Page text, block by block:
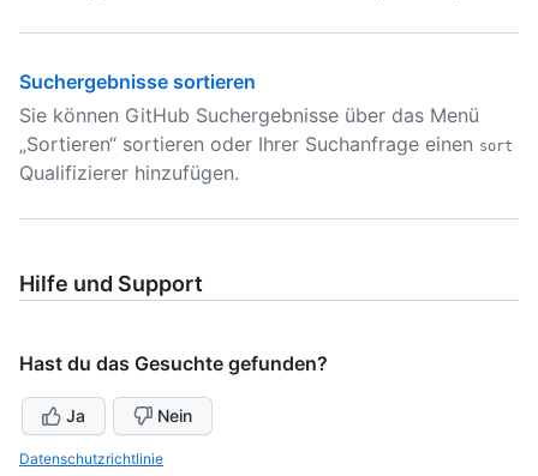
Suchergebnisse sortieren
Sie können GitHub Suchergebnisse über das Menü
„Sortieren“ sortieren oder Ihrer Suchanfrage einen sort
Qualifizierer hinzufügen.
Hilfe und Support
Hast du das Gesuchte gefunden?
Ja Nein
Datenschutzrichtlinie